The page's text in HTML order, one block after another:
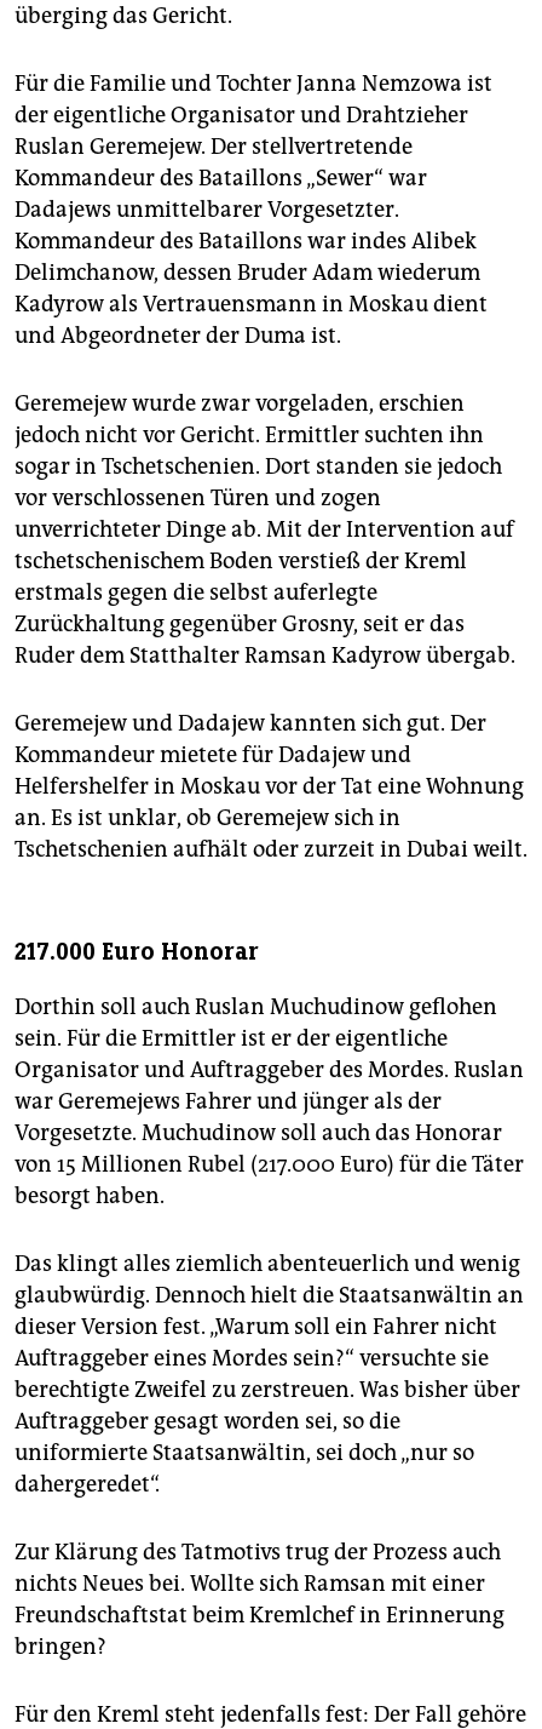
überging das Gericht.
Für die Familie und Tochter Janna Nemzowa ist
der eigentliche Organisator und Drahtzieher
Ruslan Geremejew. Der stellvertretende
Kommandeur des Bataillons „Sewer“ war
Dadajews unmittelbarer Vorgesetzter.
Kommandeur des Bataillons war indes Alibek
Delimchanow, dessen Bruder Adam wiederum
Kadyrow als Vertrauensmann in Moskau dient
und Abgeordneter der Duma ist.
Geremejew wurde zwar vorgeladen, erschien
jedoch nicht vor Gericht. Ermittler suchten ihn
sogar in Tschetschenien. Dort standen sie jedoch
vor verschlossenen Türen und zogen
unverrichteter Dinge ab. Mit der Intervention auf
tschetschenischem Boden verstieß der Kreml
erstmals gegen die selbst auferlegte
Zurückhaltung gegenüber Grosny, seit er das
Ruder dem Statthalter Ramsan Kadyrow übergab.
Geremejew und Dadajew kannten sich gut. Der
Kommandeur mietete für Dadajew und
Helfershelfer in Moskau vor der Tat eine Wohnung
an. Es ist unklar, ob Geremejew sich in
Tschetschenien aufhält oder zurzeit in Dubai weilt.
217.000 Euro Honorar
Dorthin soll auch Ruslan Muchudinow geflohen
sein. Für die Ermittler ist er der eigentliche
Organisator und Auftraggeber des Mordes. Ruslan
war Geremejews Fahrer und jünger als der
Vorgesetzte. Muchudinow soll auch das Honorar
von 15 Millionen Rubel (217.000 Euro) für die Täter
besorgt haben.
Das klingt alles ziemlich abenteuerlich und wenig
glaubwürdig. Dennoch hielt die Staatsanwältin an
dieser Version fest. „Warum soll ein Fahrer nicht
Auftraggeber eines Mordes sein?“ versuchte sie
berechtigte Zweifel zu zerstreuen. Was bisher über
Auftraggeber gesagt worden sei, so die
uniformierte Staatsanwältin, sei doch „nur so
dahergeredet“.
Zur Klärung des Tatmotivs trug der Prozess auch
nichts Neues bei. Wollte sich Ramsan mit einer
Freundschaftstat beim Kremlchef in Erinnerung
bringen?
Für den Kreml steht jedenfalls fest: Der Fall gehöre